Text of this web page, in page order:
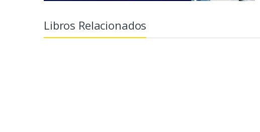
Libros Relacionados